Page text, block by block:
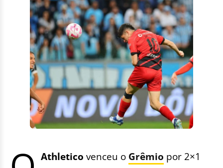
Athletico venceu o Grêmio por 2×1